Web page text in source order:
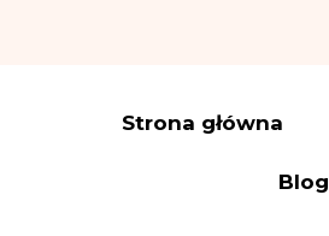
Strona główna
Blog